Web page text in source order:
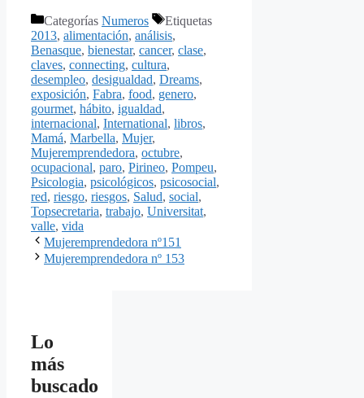
Categorías Numeros
Etiquetas
2013, alimentación, análisis,
Benasque, bienestar, cancer, clase,
claves, connecting, cultura,
desempleo, desigualdad, Dreams,
exposición, Fabra, food, genero,
gourmet, hábito, igualdad,
internacional, International, libros,
Mamá, Marbella, Mujer,
Mujeremprendedora, octubre,
ocupacional, paro, Pirineo, Pompeu,
Psicologia, psicológicos, psicosocial,
red, riesgo, riesgos, Salud, social,
Topsecretaria, trabajo, Universitat,
valle, vida
Mujeremprendedora nº151
Mujeremprendedora nº 153
Lo
más
buscado